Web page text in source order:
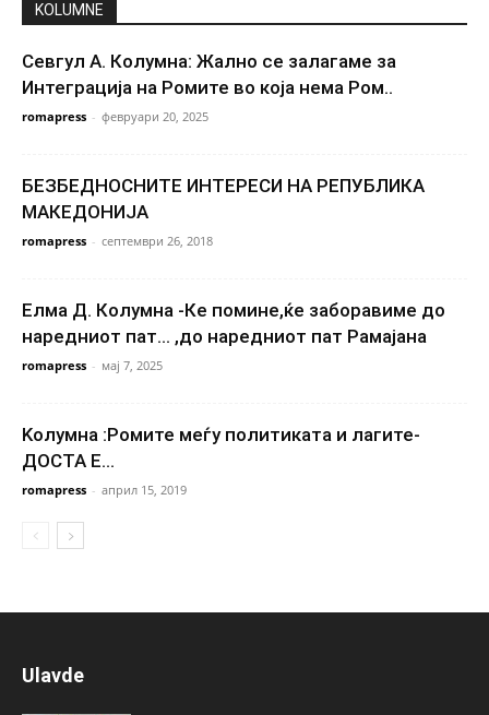
KOLUMNE
Севгул А. Колумна: Жално се залагаме за
Интеграција на Ромите во која нема Ром..
romapress - февруари 20, 2025
БЕЗБЕДНОСНИТЕ ИНТЕРЕСИ НА РЕПУБЛИКА
МАКЕДОНИЈА
romapress - септември 26, 2018
Елма Д. Колумна -Ке помине,ќе заборавиме до
наредниот пат… ,до наредниот пат Рамајана
romapress - мај 7, 2025
Kолумна :Ромите меѓу политиката и лагите-
ДОСТА Е…
romapress - април 15, 2019
Ulavde